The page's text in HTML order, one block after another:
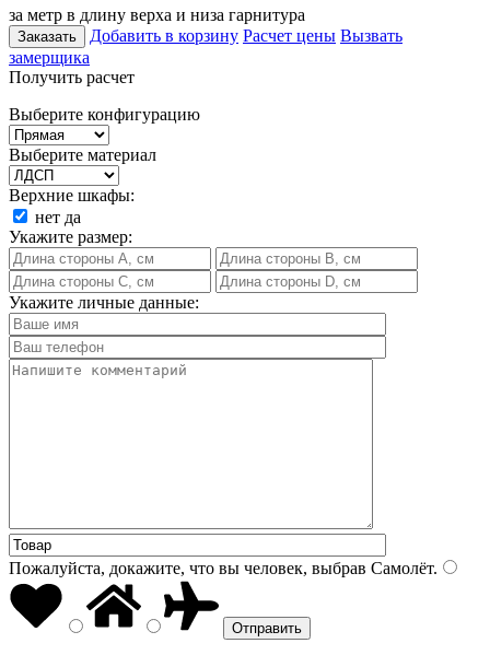
за метр в длину верха и низа гарнитура
Заказать Добавить в корзину Расчет цены Вызвать
замерщика
Получить расчет
Выберите конфигурацию
Выберите материал
Верхние шкафы:
нет да
Укажите размер:
Укажите личные данные:
Пожалуйста, докажите, что вы человек, выбрав Самолёт.